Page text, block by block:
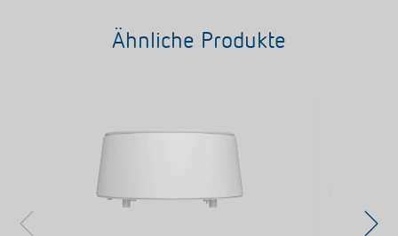
Ähnliche Produkte